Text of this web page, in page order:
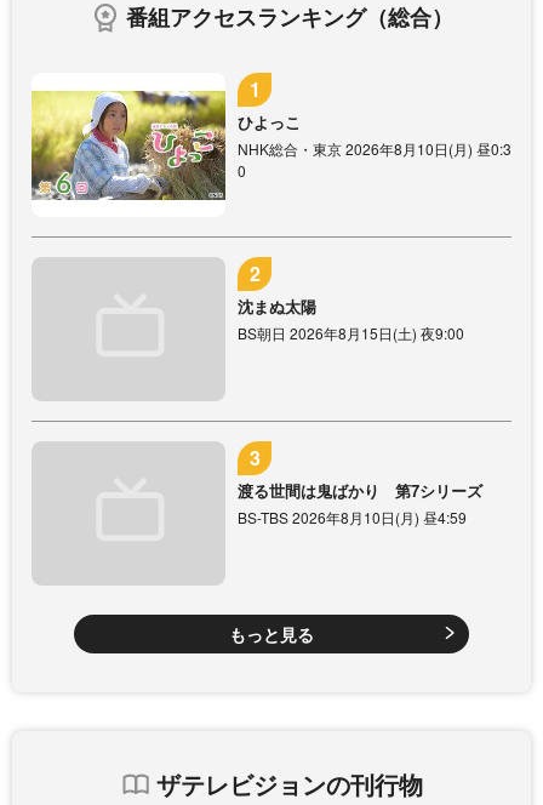
番組アクセスランキング（総合）
ひよっこ
NHK総合・東京 2026年8月10日(月) 昼0:3
0
沈まぬ太陽
BS朝日 2026年8月15日(土) 夜9:00
渡る世間は鬼ばかり 第7シリーズ
BS-TBS 2026年8月10日(月) 昼4:59
もっと見る
ザテレビジョンの刊行物